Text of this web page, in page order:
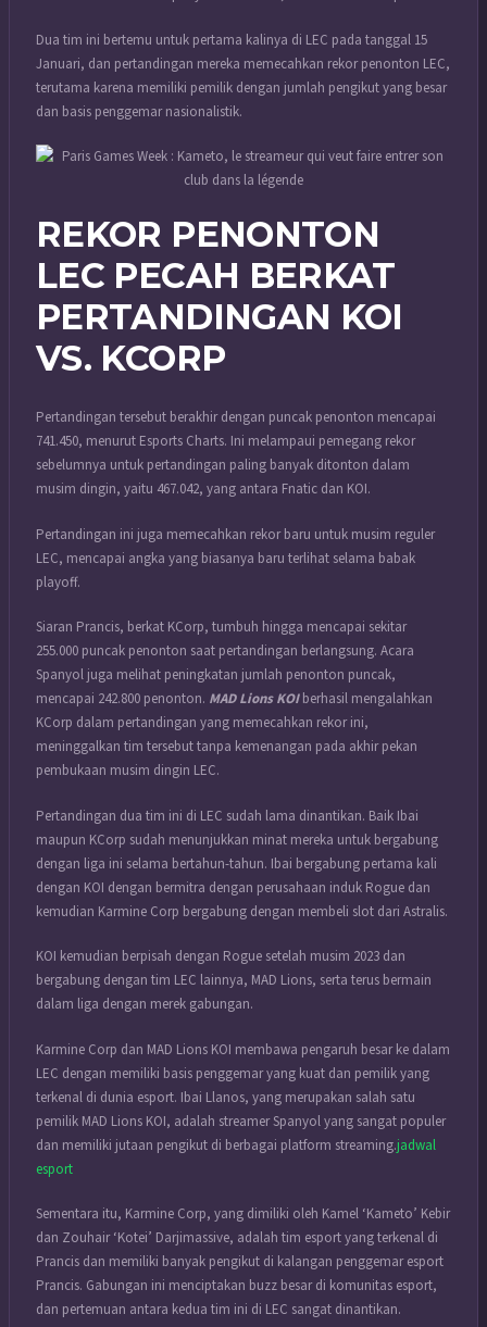
Dua tim ini bertemu untuk pertama kalinya di LEC pada tanggal 15
Januari, dan pertandingan mereka memecahkan rekor penonton LEC,
terutama karena memiliki pemilik dengan jumlah pengikut yang besar
dan basis penggemar nasionalistik.
REKOR PENONTON
LEC PECAH BERKAT
PERTANDINGAN KOI
VS. KCORP
Pertandingan tersebut berakhir dengan puncak penonton mencapai
741.450, menurut Esports Charts. Ini melampaui pemegang rekor
sebelumnya untuk pertandingan paling banyak ditonton dalam
musim dingin, yaitu 467.042, yang antara Fnatic dan KOI.
Pertandingan ini juga memecahkan rekor baru untuk musim reguler
LEC, mencapai angka yang biasanya baru terlihat selama babak
playoff.
Siaran Prancis, berkat KCorp, tumbuh hingga mencapai sekitar
255.000 puncak penonton saat pertandingan berlangsung. Acara
Spanyol juga melihat peningkatan jumlah penonton puncak,
mencapai 242.800 penonton. MAD Lions KOIberhasil mengalahkan
KCorp dalam pertandingan yang memecahkan rekor ini,
meninggalkan tim tersebut tanpa kemenangan pada akhir pekan
pembukaan musim dingin LEC.
Pertandingan dua tim ini di LEC sudah lama dinantikan. Baik Ibai
maupun KCorp sudah menunjukkan minat mereka untuk bergabung
dengan liga ini selama bertahun-tahun. Ibai bergabung pertama kali
dengan KOI dengan bermitra dengan perusahaan induk Rogue dan
kemudian Karmine Corp bergabung dengan membeli slot dari Astralis.
KOI kemudian berpisah dengan Rogue setelah musim 2023 dan
bergabung dengan tim LEC lainnya, MAD Lions, serta terus bermain
dalam liga dengan merek gabungan.
Karmine Corp dan MAD Lions KOI membawa pengaruh besar ke dalam
LEC dengan memiliki basis penggemar yang kuat dan pemilik yang
terkenal di dunia esport. Ibai Llanos, yang merupakan salah satu
pemilik MAD Lions KOI, adalah streamer Spanyol yang sangat populer
dan memiliki jutaan pengikut di berbagai platform streaming.jadwal
esport
Sementara itu, Karmine Corp, yang dimiliki oleh Kamel ‘Kameto’ Kebir
dan Zouhair ‘Kotei’ Darjimassive, adalah tim esport yang terkenal di
Prancis dan memiliki banyak pengikut di kalangan penggemar esport
Prancis. Gabungan ini menciptakan buzz besar di komunitas esport,
dan pertemuan antara kedua tim ini di LEC sangat dinantikan.